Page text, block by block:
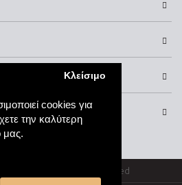
cookies για
την καλύτερη
μας.
Κλείσιμο
Jewellery. All rights reserved